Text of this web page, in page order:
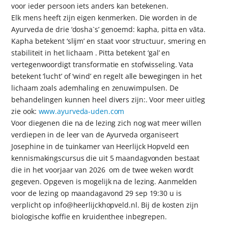
voor ieder persoon iets anders kan betekenen.
Elk mens heeft zijn eigen kenmerken. Die worden in de
Ayurveda de drie ‘dosha`s’ genoemd: kapha, pitta en vāta.
Kapha betekent ‘slijm’ en staat voor structuur, smering en
stabiliteit in het lichaam . Pitta betekent ‘gal’ en
vertegenwoordigt transformatie en stofwisseling. Vata
betekent ‘lucht’ of ‘wind’ en regelt alle bewegingen in het
lichaam zoals ademhaling en zenuwimpulsen. De
behandelingen kunnen heel divers zijn:. Voor meer uitleg
zie ook: www.ayurveda-uden.com
Voor diegenen die na de lezing zich nog wat meer willen
verdiepen in de leer van de Ayurveda organiseert
Josephine in de tuinkamer van Heerlijck Hopveld een
kennismakingscursus die uit 5 maandagvonden bestaat
die in het voorjaar van 2026 om de twee weken wordt
gegeven. Opgeven is mogelijk na de lezing. Aanmelden
voor de lezing op maandagavond 29 sep 19:30 u is
verplicht op info@heerlijckhopveld.nl. Bij de kosten zijn
biologische koffie en kruidenthee inbegrepen.